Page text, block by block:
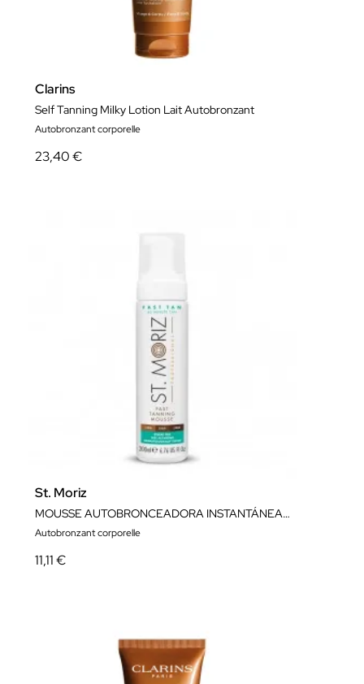
Clarins
Self Tanning Milky Lotion Lait Autobronzant
Autobronzant corporelle
23,40 €
St. Moriz
MOUSSE AUTOBRONCEADORA INSTANTÁNEA 200 ML
Autobronzant corporelle
11,11 €